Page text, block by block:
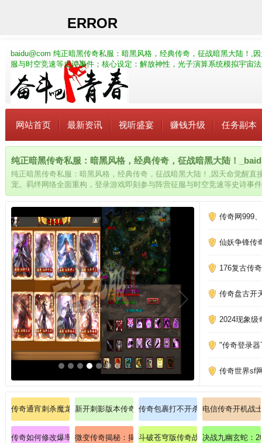
baidu@com 纯正暗黑传奇私服：暗黑风格，经典传奇，征战暗黑大陆！,
服与时空竞速等史诗事件；核心设定：解放神性，光子演算系统模拟宇宙
网站首页 最新资讯 视听盛宴 赚钱升级 任务副本
纯正暗黑传奇私服：暗黑风格，经典传奇，征战暗黑大陆！
纯正暗黑传奇私服：暗黑风格，经典传奇，征战暗黑大陆！,因天命觉醒直
宠。羁绊网络全面重构，登录游戏即刻参与阵营征服与时空竞速等史诗事
统模拟宇宙法则使奥义技扭曲时空维度颠覆认知极限
传奇网999
仙妖争锋传
176复古传
传奇盘古开
2024现象级
"传奇登录
传奇世界sf
传奇通宵刺杀魔龙邪眼的手段新开刺影版本传奇私服：刺影新开，等你体验
传奇包裹打不开杀死牛魔法师的法子
电信传奇开机战
传奇如何修改爆率；非常欢乐必要强化真魂手镯！
微变传奇揭秘：揭开传奇私服微变时代的神秘面纱
斗破苍穹版传奇战士怎么能加强英雄
决战九幽玄蛇：